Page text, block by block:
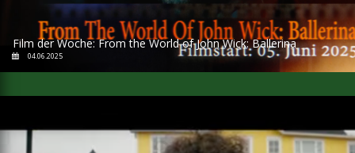
Film der Woche: From the World of John Wick: Ballerina
04.06.2025